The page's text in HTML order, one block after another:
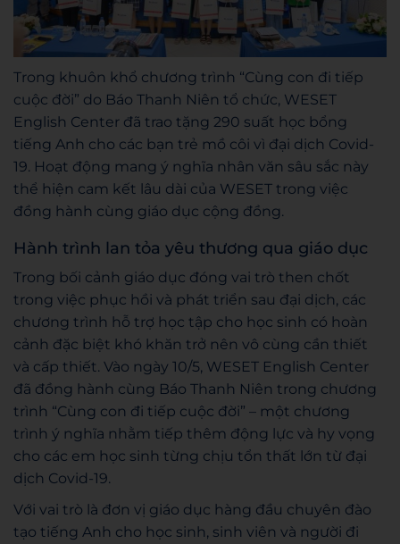
Trong khuôn khổ chương trình “Cùng con đi tiếp
cuộc đời” do Báo Thanh Niên tổ chức, WESET
English Center đã trao tặng 290 suất học bổng
tiếng Anh cho các bạn trẻ mồ côi vì đại dịch Covid-
19. Hoạt động mang ý nghĩa nhân văn sâu sắc này
thể hiện cam kết lâu dài của WESET trong việc
đồng hành cùng giáo dục cộng đồng.
Hành trình lan tỏa yêu thương qua giáo dục
Trong bối cảnh giáo dục đóng vai trò then chốt
trong việc phục hồi và phát triển sau đại dịch, các
chương trình hỗ trợ học tập cho học sinh có hoàn
cảnh đặc biệt khó khăn trở nên vô cùng cần thiết
và cấp thiết. Vào ngày 10/5, WESET English Center
đã đồng hành cùng Báo Thanh Niên trong chương
trình “Cùng con đi tiếp cuộc đời” – một chương
trình ý nghĩa nhằm tiếp thêm động lực và hy vọng
cho các em học sinh từng chịu tổn thất lớn từ đại
dịch Covid-19.
Với vai trò là đơn vị giáo dục hàng đầu chuyên đào
tạo tiếng Anh cho học sinh, sinh viên và người đi